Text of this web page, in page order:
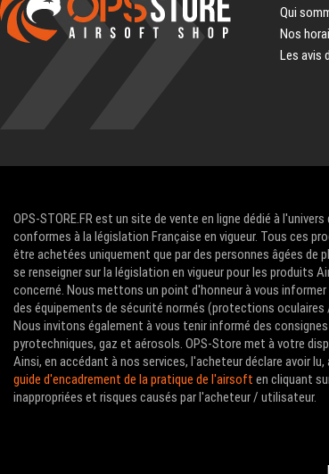
Qui
Nos
Les avis
OPS-STORE.FR est un site de vente en ligne dédié à
conformes à la législation Française en vigueur. Tous ces
être achetées uniquement que par des personnes âgées
se renseigner sur la législation en vigueur pour les produits
concerné. Nous mettons un point d'honneur à vous
des équipements de sécurité normés (protections
Nous invitons également à vous tenir informé des
pyrotechniques, gaz et aérosols. OPS-Store met à votre
Ainsi, en accédant à nos services, l'acheteur déclare avoir
guide d'encadrement de la pratique de l'airsoft en cliquant
inappropriées et risques causés par l'acheteur / utilisateur.